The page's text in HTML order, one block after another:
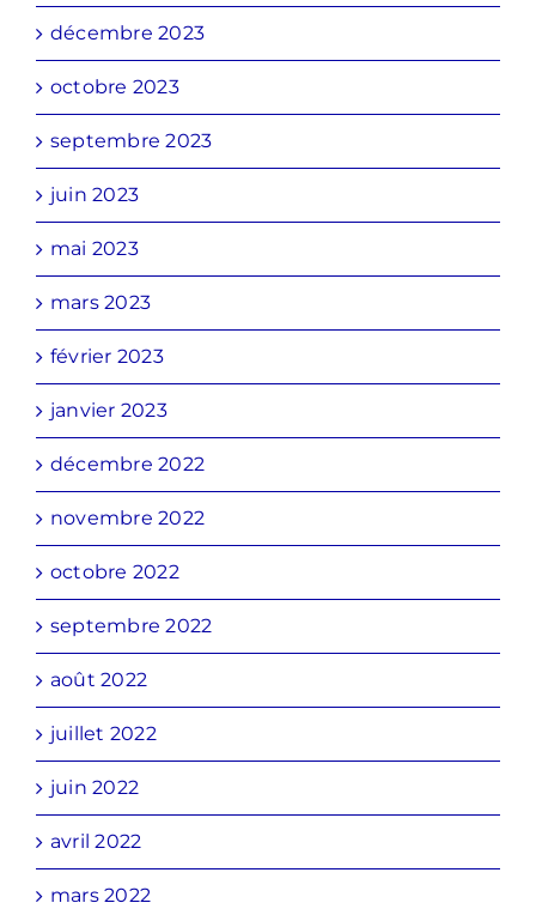
décembre 2023
octobre 2023
septembre 2023
juin 2023
mai 2023
mars 2023
février 2023
janvier 2023
décembre 2022
novembre 2022
octobre 2022
septembre 2022
août 2022
juillet 2022
juin 2022
avril 2022
mars 2022